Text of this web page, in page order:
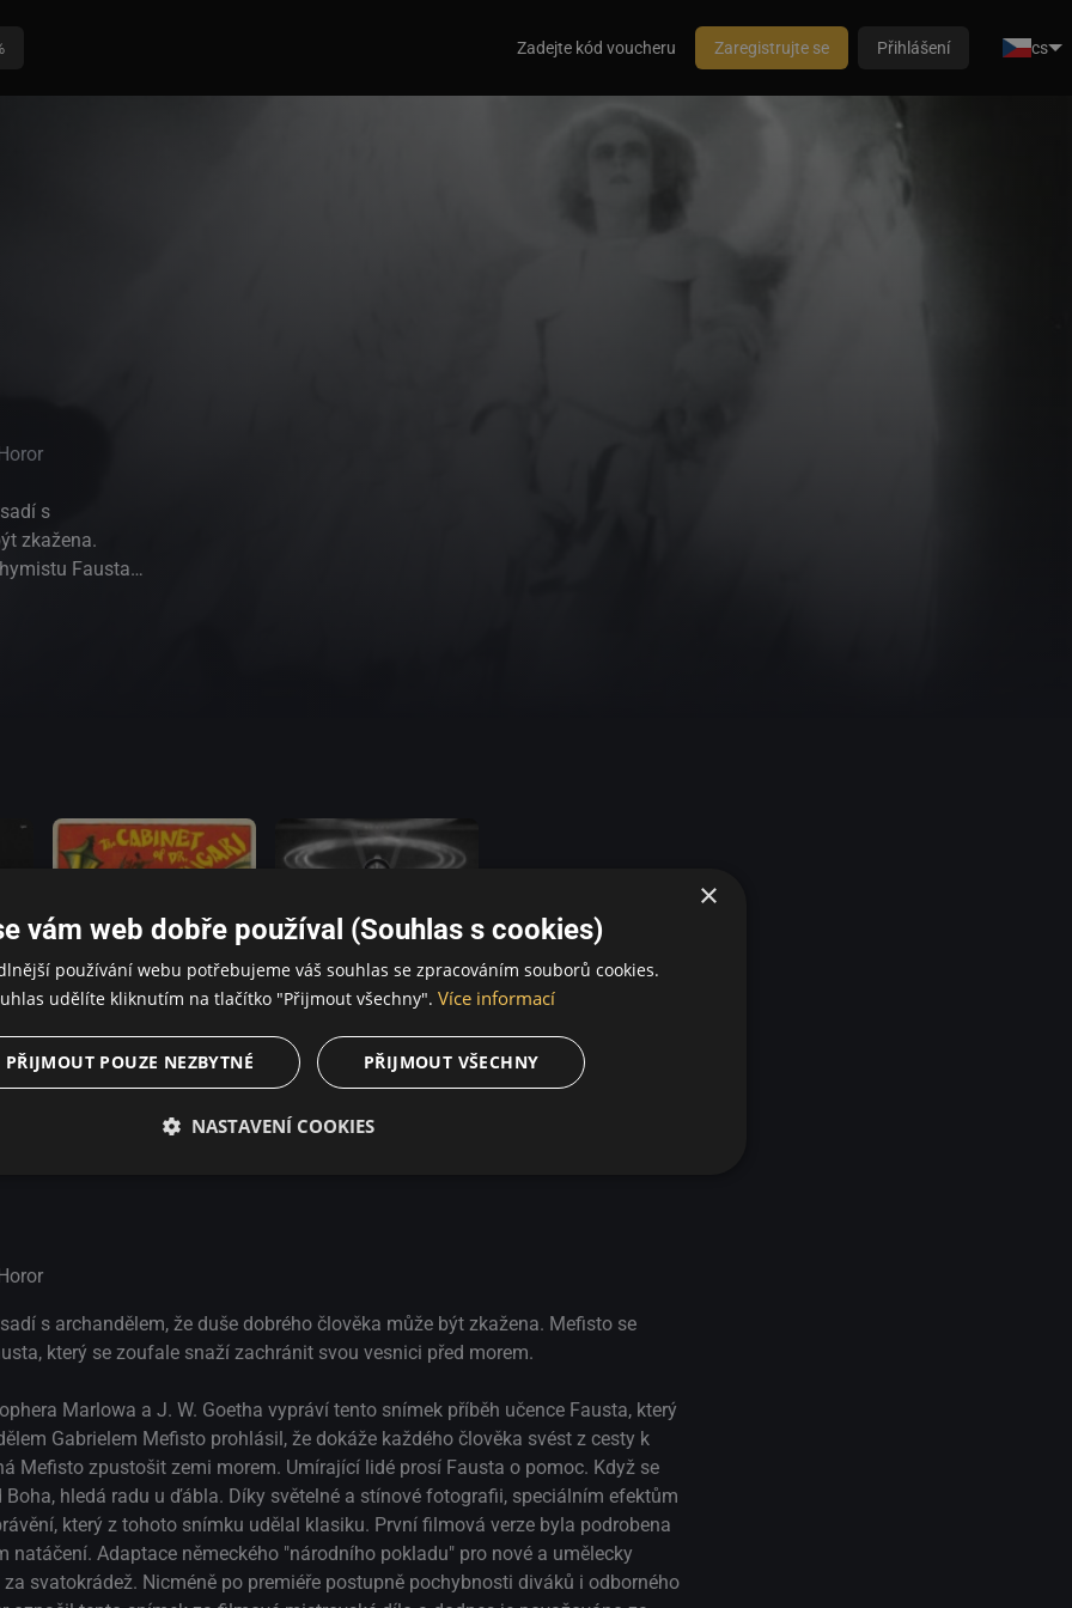
Zadejte kód voucheru Zaregistrujte se Přihlášení cs
s
zkažena.
Fausta,
Marlowa a J.
Gabrielem
z cesty k
o pomoc.
od Boha,
filmový styl
filmová
ještě před
pokladu"
byla
postupně
letech 20.
mistrovské
filmové
Kabinet doktora Caligariho Metropolis
s archandělem, že duše dobrého člověka může být zkažena. Mefisto se
který se zoufale snaží zachránit svou vesnici před morem.
Marlowa a J. W. Goetha vypráví tento snímek příběh učence Fausta, který
Gabrielem Mefisto prohlásil, že dokáže každého člověka svést z cesty k
Mefisto zpustošit zemi morem. Umírající lidé prosí Fausta o pomoc. Když se
hledá radu u ďábla. Díky světelné a stínové fotografii, speciálním efektům
který z tohoto snímku udělal klasiku. První filmová verze byla podrobena
Adaptace německého "národního pokladu" pro nové a umělecky
svatokrádež. Nicméně po premiéře postupně pochybnosti diváků i odborného
×
vám web dobře používal (Souhlas s cookies)
používání webu potřebujeme váš souhlas se zpracováním souborů cookies.
udělíte kliknutím na tlačítko "Přijmout všechny". Více informací
PŘIJMOUT VŠECHNY
PŘIJMOUT POUZE NEZBYTNÉ
NASTAVENÍ COOKIES